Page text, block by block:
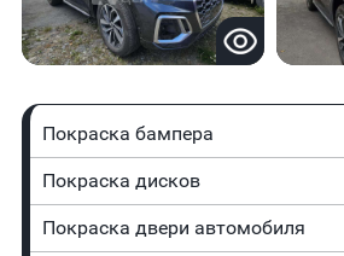
Покраска бампера
Покраска дисков
Покраска двери автомобиля